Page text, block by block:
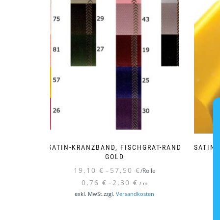
SATIN-KRANZBAND, FISCHGRAT-RAND
GOLD
19,10 € – 57,50 €/Rolle
0,76€ –2,30€ / m
exkl. MwSt.zzgl.Versandkosten
SATIN-